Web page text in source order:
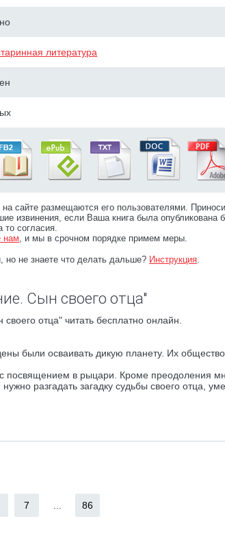
литература
на сайте размещаются его пользователями.
извинения, если Ваша книга была опубликована
то согласия.
нам, и мы в срочном порядке примем меры.
но не знаете что делать дальше? Инструкция.
Сын своего отца"
отца" читать бесплатно онлайн.
были осваивать дикую планету. Их
посвящением в рыцари. Кроме преодоления
разгадать загадку судьбы своего отца,
7 86